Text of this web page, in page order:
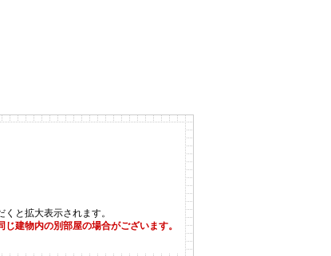
と拡大表示されます。
建物内の別部屋の場合がございます。